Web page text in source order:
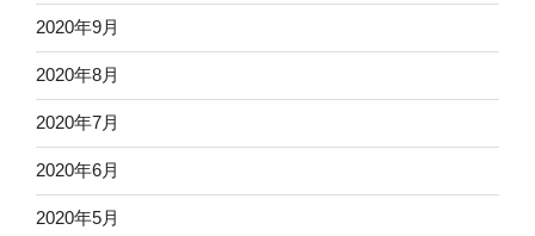
2020年9月
2020年8月
2020年7月
2020年6月
2020年5月